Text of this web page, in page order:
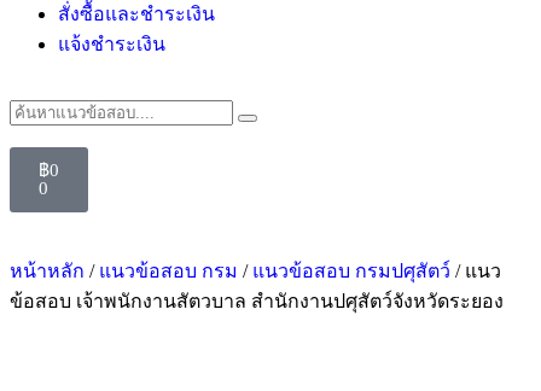
สั่งซื้อและชำระเงิน
แจ้งชำระเงิน
฿0
0
หน้าหลัก / แนวข้อสอบ กรม / แนวข้อสอบ กรมปศุสัตว์ / แนว
ข้อสอบ เจ้าพนักงานสัตวบาล สำนักงานปศุสัตว์จังหวัดระยอง